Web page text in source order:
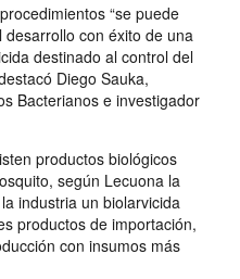
“se puede
con éxito de una
destinado al control del
Diego Sauka,
Bacterianos e investigador
productos biológicos
según Lecuona la
industria un biolarvicida
productos de importación,
con insumos más